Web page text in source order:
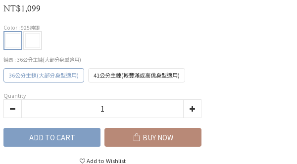
NT$1,099
Color : 925純銀
鍊長 : 36公分主鍊(大部分身型適用)
36公分主鍊(大部分身型適用) 41公分主鍊(較豐滿或高佻身型適用)
Quantity
ADD TO CART BUY NOW
Add to Wishlist